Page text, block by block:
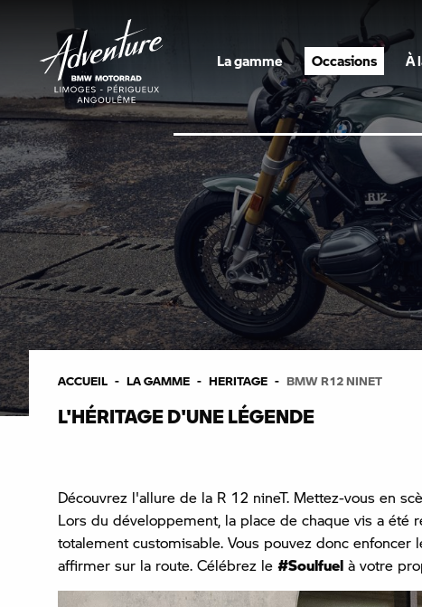
La gamme Occasions À
ACCUEIL LA GAMME HERITAGE BMW R12 NINET
L'HÉRITAGE D'UNE LÉGENDE
Découvrez l'allure de la R 12 nineT. Mettez-vous en
Lors du développement, la place de chaque vis a
totalement customisable. Vous pouvez donc enfoncer
affirmer sur la route. Célébrez le #Soulfuel à votre